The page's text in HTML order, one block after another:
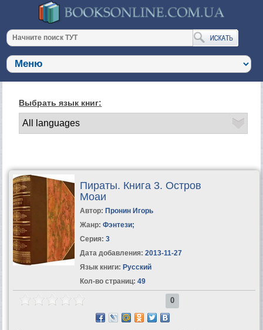
Выбрать язык книг:
Пираты. Книга 3. Остров
Моаи
Автор: Пронин Игорь
Жанр: Фэнтези;
Серия: 3
Дата добавления: 2013-11-27
Язык книги: Русский
Кол-во страниц: 49
0